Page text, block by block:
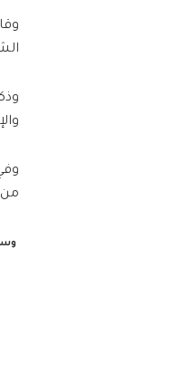
من